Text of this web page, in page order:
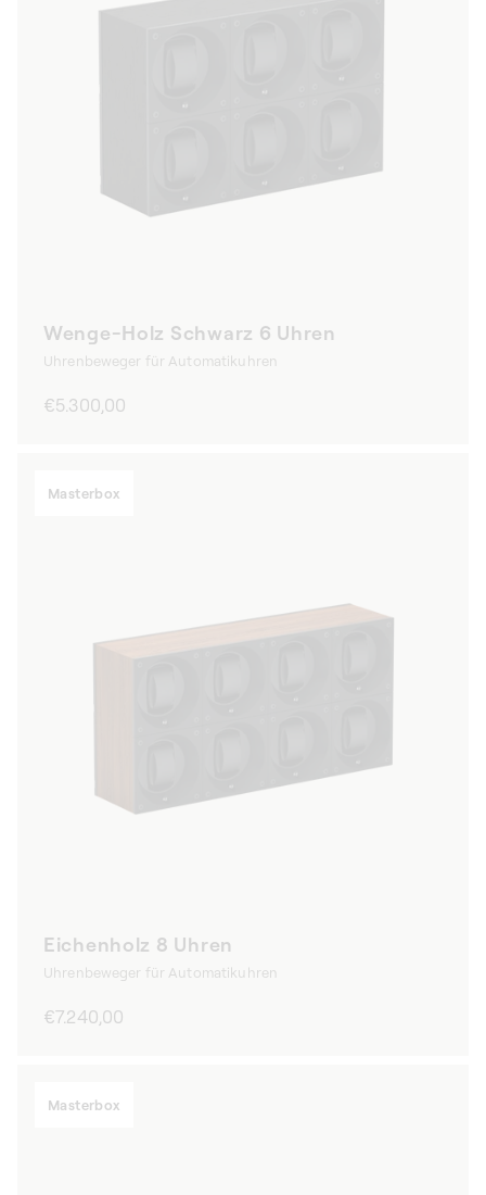
Wenge-Holz Schwarz 6 Uhren
Uhrenbeweger für Automatikuhren
Normaler
€5.300,00
Masterbox
Eichenholz 8 Uhren
Uhrenbeweger für Automatikuhren
Normaler
€7.240,00
Masterbox